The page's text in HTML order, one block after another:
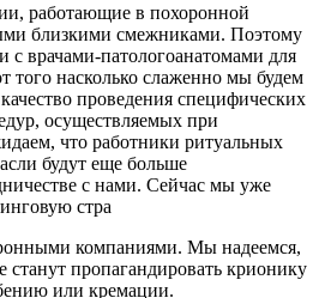
работающие в похоронной
близкими смежниками. Поэтому
с врачами-патологоанатомами для
того насколько слаженно мы будем
проведения специфических
осуществляемых при
что работники ритуальных
будут еще больше
с нами. Сейчас мы уже
стра
компаниями. Мы надеемся,
станут пропагандировать крионику
или кремации.